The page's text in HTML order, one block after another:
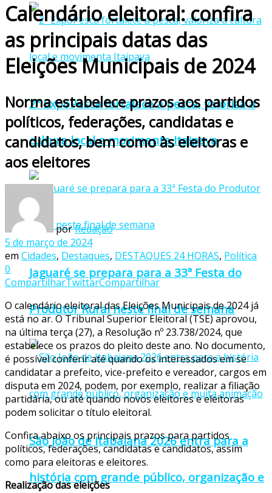
2ª ExpoPesca fortalece a pesca, valoriza a
cultura local e movimenta Itaipava
Jaguaré se prepara para a 33ª Festa do
Produtor Rural neste final de semana
São João de Itabaiana 2026 entra para a
história com grande público, organização e
Calendário eleitoral: confira
as principais datas das
Eleições Municipais de 2024
Norma estabelece prazos aos partidos
políticos, federações, candidatas e
candidatos, bem como às eleitoras e
aos eleitores
porRedação
5 de março de 2024
em Cidades, Destaques, DESTAQUES 24 HORAS, Política
0
CompartilharTwittarCompartilhar
O calendário eleitoral das Eleições Municipais de 2024 já
está no ar. O Tribunal Superior Eleitoral (TSE) aprovou,
na última terça (27), a Resolução nº 23.738/2024, que
estabelece os prazos do pleito deste ano. No documento,
é possível conferir até quando os interessados em se
candidatar a prefeito, vice-prefeito e vereador, cargos em
disputa em 2024, podem, por exemplo, realizar a filiação
partidária, ou até quando novos eleitores e eleitoras
podem solicitar o título eleitoral.
Confira abaixo os principais prazos para partidos
políticos, federações, candidatas e candidatos, assim
como para eleitoras e eleitores.
Realização das eleições